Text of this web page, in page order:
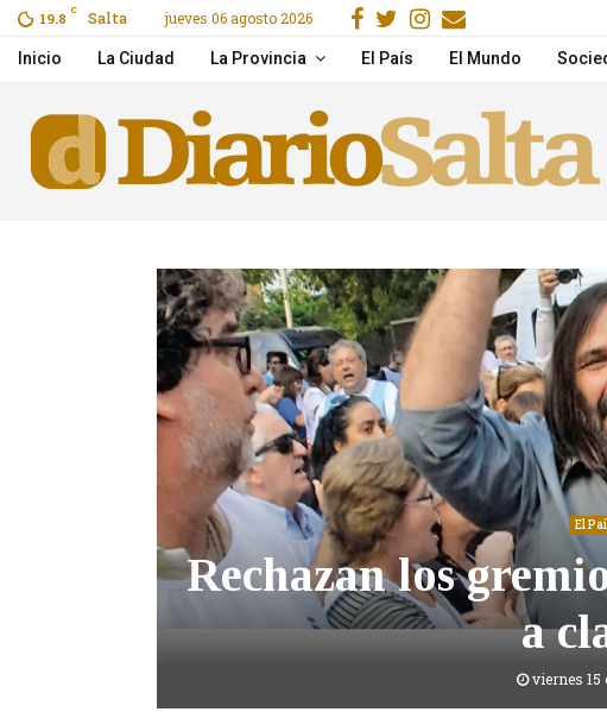
19.8 C Salta jueves 06 agosto 2026
por Flow La pobreza volvió a subir en el
Facebook
Gorjeo
Instagram
Email
Inicio La Ciudad La Provincia El País El Mundo
El
Rechazan los
a
viernes 15